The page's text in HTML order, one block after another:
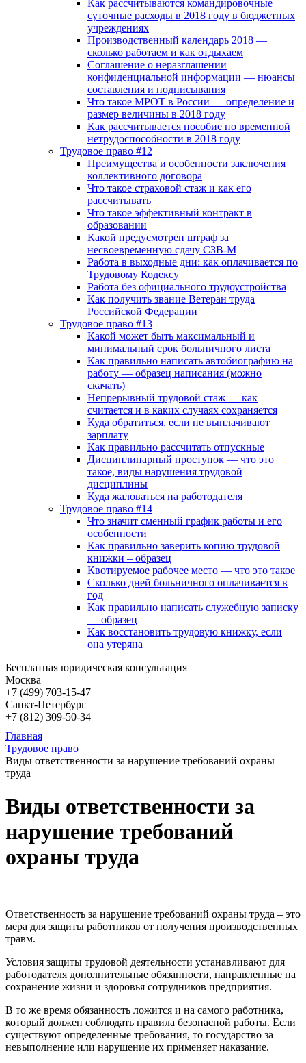
Как рассчитываются командировочные
суточные расходы в 2018 году в бюджетных
учреждениях
Производственный календарь 2018 —
сколько работаем и как отдыхаем
Соглашение о неразглашении
конфиденциальной информации — нюансы
составления и подписывания
Что такое МРОТ в России — определение и
размер величины в 2018 году
Как рассчитывается пособие по временной
нетрудоспособности в 2018 году
Трудовое право #12
Преимущества и особенности заключения
коллективного договора
Что такое страховой стаж и как его
рассчитывать
Что такое эффективный контракт в
образовании
Какой предусмотрен штраф за
несвоевременную сдачу СЗВ-М
Работа в выходные дни: как оплачивается по
Трудовому Кодексу
Работа без официального трудоустройства
Как получить звание Ветеран труда
Российской Федерации
Трудовое право #13
Какой может быть максимальный и
минимальный срок больничного листа
Как правильно написать автобиографию на
работу — образец написания (можно
скачать)
Непрерывный трудовой стаж — как
считается и в каких случаях сохраняется
Куда обратиться, если не выплачивают
зарплату
Как правильно рассчитать отпускные
Дисциплинарный проступок — что это
такое, виды нарушения трудовой
дисциплины
Куда жаловаться на работодателя
Трудовое право #14
Что значит сменный график работы и его
особенности
Как правильно заверить копию трудовой
книжки – образец
Квотируемое рабочее место — что это такое
Сколько дней больничного оплачивается в
год
Как правильно написать служебную записку
— образец
Как восстановить трудовую книжку, если
она утеряна
Бесплатная юридическая консультация
Москва
+7 (499) 703-15-47
Санкт-Петербург
+7 (812) 309-50-34
Главная
Трудовое право
Виды ответственности за нарушение требований охраны
труда
Виды ответственности за
нарушение требований
охраны труда
Ответственность за нарушение требований охраны труда – это
мера для защиты работников от получения производственных
травм.
Условия защиты трудовой деятельности устанавливают для
работодателя дополнительные обязанности, направленные на
сохранение жизни и здоровья сотрудников предприятия.
В то же время обязанность ложится и на самого работника,
который должен соблюдать правила безопасной работы. Если
существуют определенные требования, то государство за
невыполнение или нарушение их применяет наказание.